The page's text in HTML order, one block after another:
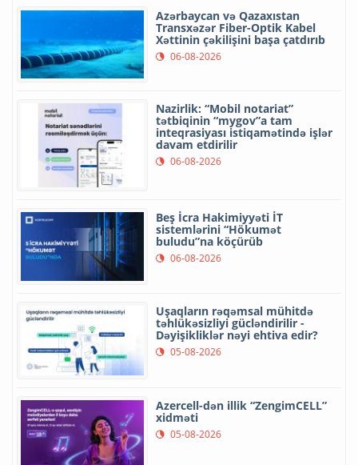
Azərbaycan və Qazaxıstan
Transxəzər Fiber-Optik Kabel
Xəttinin çəkilişini başa çatdırıb
06-08-2026
Nazirlik: “Mobil notariat”
tətbiqinin “mygov”a tam
inteqrasiyası istiqamətində işlər
davam etdirilir
06-08-2026
Beş İcra Hakimiyyəti İT
sistemlərini “Hökumət
buludu”na köçürüb
06-08-2026
Uşaqların rəqəmsal mühitdə
təhlükəsizliyi gücləndirilir -
Dəyişikliklər nəyi ehtiva edir?
05-08-2026
Azercell-dən illik “ZengimCELL”
xidməti
05-08-2026